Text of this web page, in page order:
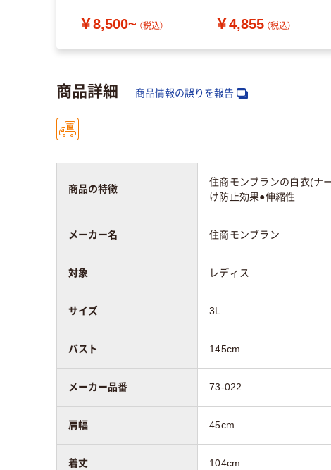
￥8,500~ （税込）
枚 スクラブ（わけあり
￥4,855 （税込）
商品詳細 商品情報の誤りを報告
商品の特徴
住商モンブランの白衣(ナ
け防止効果●伸縮性
メーカー名 住商モンブラン
対象 レディス
サイズ 3L
バスト 145cm
メーカー品番 73-022
肩幅 45cm
着丈 104cm